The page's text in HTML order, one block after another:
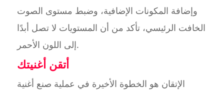
وإضافة المكونات الإضافية، وضبط مستوى الصوت
الخافت الرئيسي، تأكد من أن المستويات لا تصل أبدًا
إلى اللون الأحمر.
أتقن أغنيتك
الإتقان هو الخطوة الأخيرة في عملية صنع أغنية